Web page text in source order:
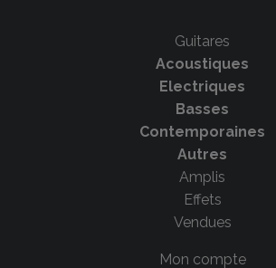
Guitares
Acoustiques
Electriques
Basses
Contemporaines
Autres
Amplis
Effets
Vendues
Mon compte